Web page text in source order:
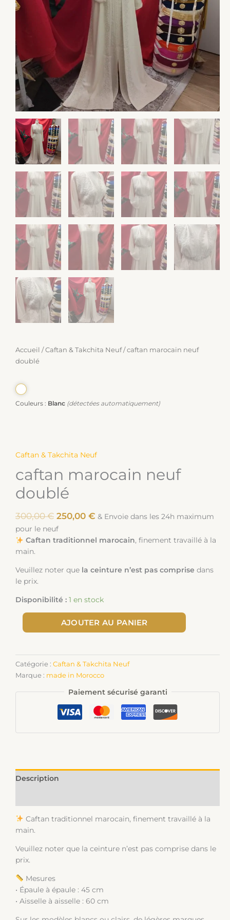
Accueil /Caftan & Takchita Neuf/ caftan marocain neuf
doublé
Couleurs : Blanc (détectées automatiquement)
Caftan & Takchita Neuf
caftan marocain neuf
doublé
300,00€ 250,00 € & Envoie dans les 24h maximum
pour le neuf
Caftan traditionnel marocain, finement travaillé à la
main.
Veuillez noter que la ceinture n’est pas comprise dans
le prix.
Disponibilité : 1 en stock
AJOUTER AU PANIER
Catégorie : Caftan & Takchita Neuf
Marque : made in Morocco
Paiement sécurisé garanti
Description
Caftan traditionnel marocain, finement travaillé à la
main.
Veuillez noter que la ceinture n’est pas comprise dans le
prix.
Mesures
• Épaule à épaule : 45 cm
• Aisselle à aisselle : 60 cm